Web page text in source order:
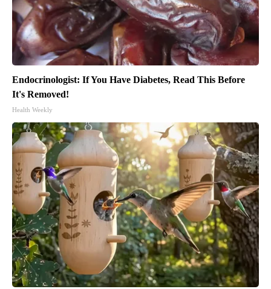
Endocrinologist: If You Have Diabetes, Read This Before
It's Removed!
Health Weekly